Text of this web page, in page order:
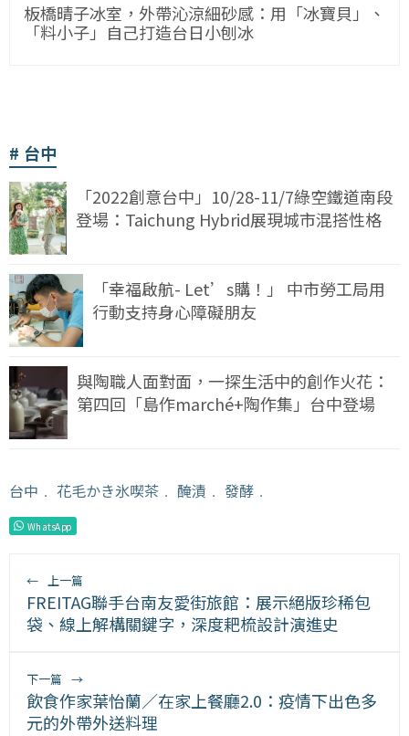
板橋晴子冰室，外帶沁涼細砂感：用「冰寶貝」、
「料小子」自己打造台日小刨冰
台中
「2022創意台中」10/28-11/7綠空鐵道南段
登場：Taichung Hybrid展現城市混搭性格
「幸福啟航- Let’s購！」 中市勞工局用
行動支持身心障礙朋友
與陶職人面對面，一探生活中的創作火花：
第四回「島作marché+陶作集」台中登場
台中 ﹒ 花毛かき氷喫茶 ﹒ 醃漬 ﹒ 發酵 ﹒
WhatsApp
← 上一篇
FREITAG聯手台南友愛街旅館：展示絕版珍稀包
袋、線上解構關鍵字，深度耙梳設計演進史
下一篇 →
飲食作家葉怡蘭／在家上餐廳2.0：疫情下出色多
元的外帶外送料理